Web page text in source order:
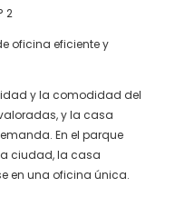
oficina eficiente y
y la comodidad del
y la casa
En el parque
ciudad, la casa
en una oficina única.